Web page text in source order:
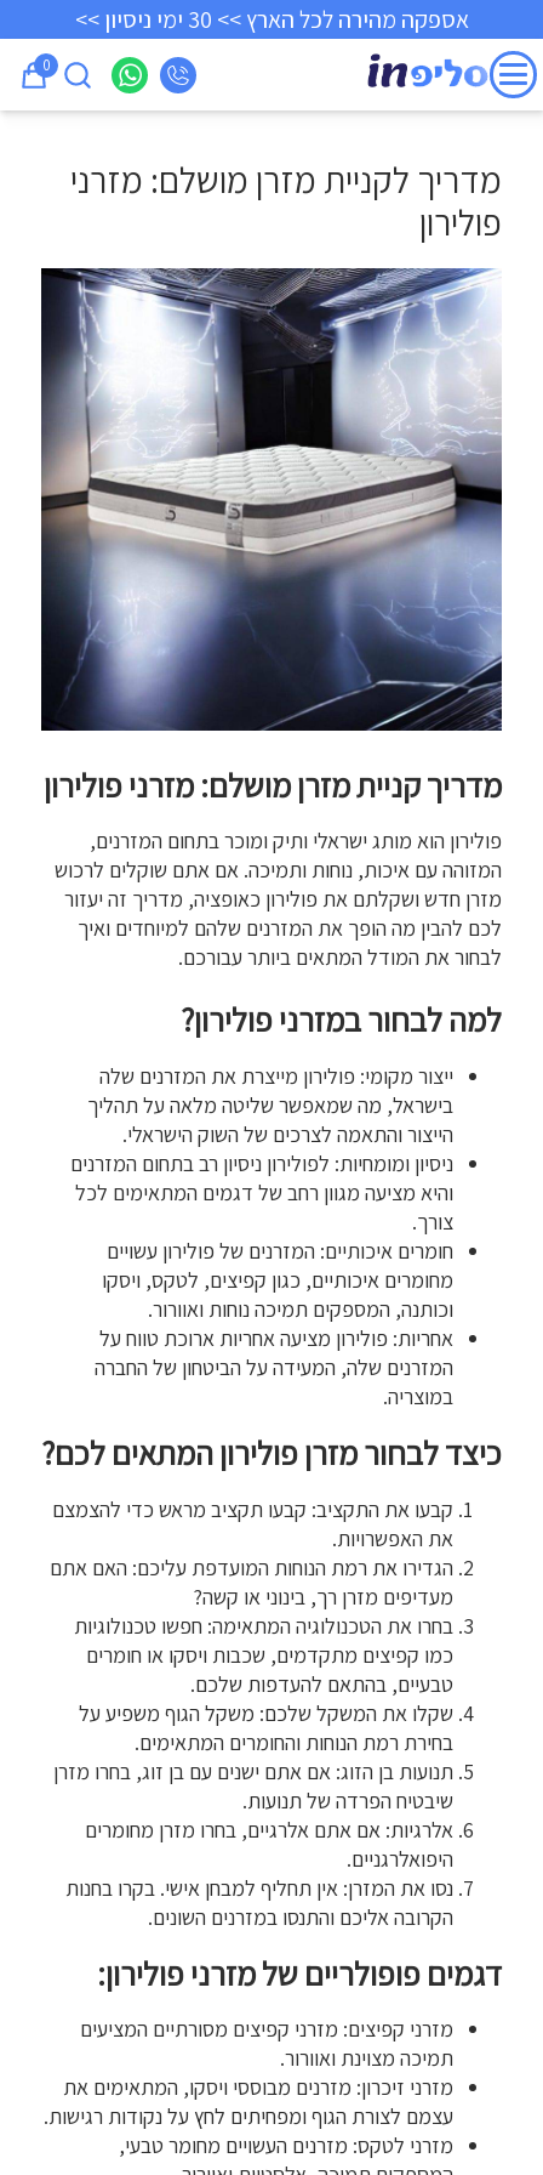
אספקה מהירה לכל הארץ >> 30 ימי ניסיון >>
0
מדריך לקניית מזרן מושלם: מזרני
פולירון
מדריך קניית מזרן מושלם: מזרני פולירון
פולירון הוא מותג ישראלי ותיק ומוכר בתחום המזרנים,
המזוהה עם איכות, נוחות ותמיכה. אם אתם שוקלים לרכוש
מזרן חדש ושקלתם את פולירון כאופציה, מדריך זה יעזור
לכם להבין מה הופך את המזרנים שלהם למיוחדים ואיך
לבחור את המודל המתאים ביותר עבורכם.
למה לבחור במזרני פולירון?
ייצור מקומי: פולירון מייצרת את המזרנים שלה
בישראל, מה שמאפשר שליטה מלאה על תהליך
הייצור והתאמה לצרכים של השוק הישראלי.
ניסיון ומומחיות: לפולירון ניסיון רב בתחום המזרנים
והיא מציעה מגוון רחב של דגמים המתאימים לכל
צורך.
חומרים איכותיים: המזרנים של פולירון עשויים
מחומרים איכותיים, כגון קפיצים, לטקס, ויסקו
וכותנה, המספקים תמיכה נוחות ואוורור.
אחריות: פולירון מציעה אחריות ארוכת טווח על
המזרנים שלה, המעידה על הביטחון של החברה
במוצריה.
כיצד לבחור מזרן פולירון המתאים לכם?
קבעו את התקציב: קבעו תקציב מראש כדי להצמצם
את האפשרויות.
הגדירו את רמת הנוחות המועדפת עליכם: האם אתם
מעדיפים מזרן רך, בינוני או קשה?
בחרו את הטכנולוגיה המתאימה: חפשו טכנולוגיות
כמו קפיצים מתקדמים, שכבות ויסקו או חומרים
טבעיים, בהתאם להעדפות שלכם.
שקלו את המשקל שלכם: משקל הגוף משפיע על
בחירת רמת הנוחות והחומרים המתאימים.
תנועות בן הזוג: אם אתם ישנים עם בן זוג, בחרו מזרן
שיבטיח הפרדה של תנועות.
אלרגיות: אם אתם אלרגיים, בחרו מזרן מחומרים
היפואלרגניים.
נסו את המזרן: אין תחליף למבחן אישי. בקרו בחנות
הקרובה אליכם והתנסו במזרנים השונים.
דגמים פופולריים של מזרני פולירון:
מזרני קפיצים: מזרני קפיצים מסורתיים המציעים
תמיכה מצוינת ואוורור.
מזרני זיכרון: מזרנים מבוססי ויסקו, המתאימים את
עצמם לצורת הגוף ומפחיתים לחץ על נקודות רגישות.
מזרני לטקס: מזרנים העשויים מחומר טבעי,